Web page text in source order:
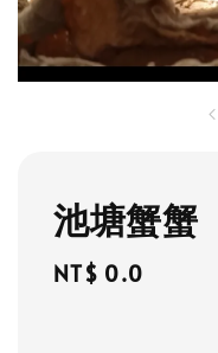
池塘蟹蟹
Regular
NT$ 0.0